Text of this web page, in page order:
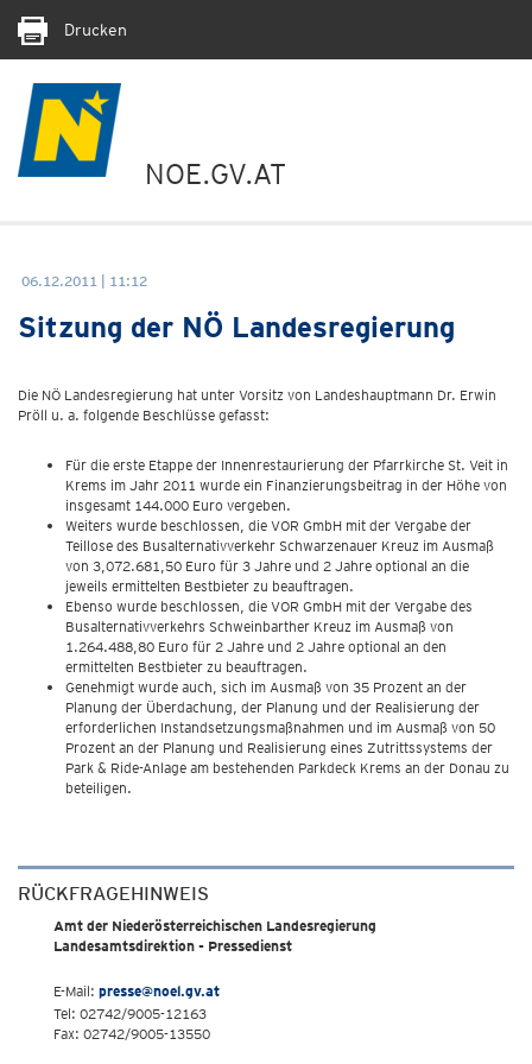
Drucken
NOE.GV.AT
06.12.2011 | 11:12
Sitzung der NÖ Landesregierung
Die NÖ Landesregierung hat unter Vorsitz von Landeshauptmann Dr. Erwin
Pröll u. a. folgende Beschlüsse gefasst:
Für die erste Etappe der Innenrestaurierung der Pfarrkirche St. Veit in
Krems im Jahr 2011 wurde ein Finanzierungsbeitrag in der Höhe von
insgesamt 144.000 Euro vergeben.
Weiters wurde beschlossen, die VOR GmbH mit der Vergabe der
Teillose des Busalternativverkehr Schwarzenauer Kreuz im Ausmaß
von 3,072.681,50 Euro für 3 Jahre und 2 Jahre optional an die
jeweils ermittelten Bestbieter zu beauftragen.
Ebenso wurde beschlossen, die VOR GmbH mit der Vergabe des
Busalternativverkehrs Schweinbarther Kreuz im Ausmaß von
1.264.488,80 Euro für 2 Jahre und 2 Jahre optional an den
ermittelten Bestbieter zu beauftragen.
Genehmigt wurde auch, sich im Ausmaß von 35 Prozent an der
Planung der Überdachung, der Planung und der Realisierung der
erforderlichen Instandsetzungsmaßnahmen und im Ausmaß von 50
Prozent an der Planung und Realisierung eines Zutrittssystems der
Park & Ride-Anlage am bestehenden Parkdeck Krems an der Donau zu
beteiligen.
RÜCKFRAGEHINWEIS
Amt der Niederösterreichischen Landesregierung
Landesamtsdirektion - Pressedienst
E-Mail: presse@noel.gv.at
Tel: 02742/9005-12163
Fax: 02742/9005-13550